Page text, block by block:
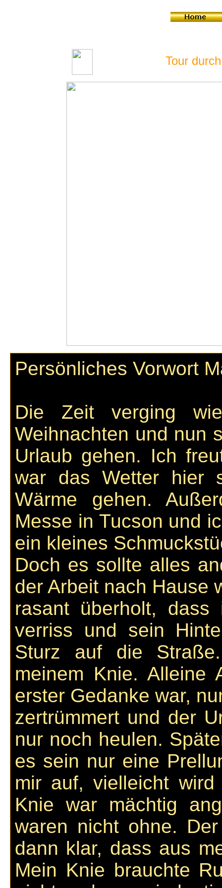
Tour
Persönliches Vorwort
Die Zeit verging
Weihnachten und nun
Urlaub gehen. Ich
war das Wetter hier
Wärme gehen.
Messe in Tucson und
ein kleines
Doch es sollte alles
der Arbeit nach Hause
rasant überholt,
verriss und sein
Sturz auf die
meinem Knie. Alleine
erster Gedanke war,
zertrümmert und der
nur noch heulen.
es sein nur eine
mir auf, vielleicht
Knie war mächtig
waren nicht ohne.
dann klar, dass aus
Mein Knie brauchte